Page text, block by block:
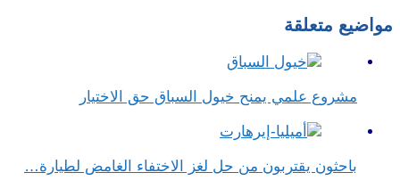
مواضيع متعلقة
مشروع علمي يمنح خيول السباق حق الاختيار
باحثون يقتربون من حل لغز الاختفاء الغامض لطيارة…